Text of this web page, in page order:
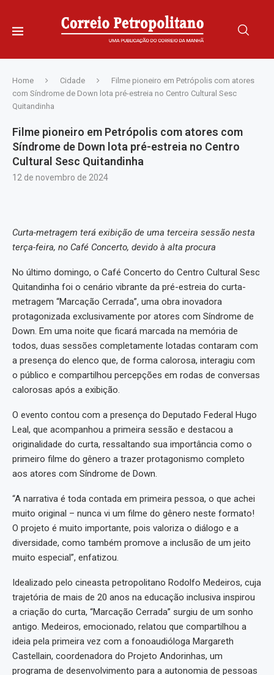
Home Cidade
Filme pioneiro em Petrópolis com atores
com Síndrome de Down lota pré-estreia no Centro Cultural Sesc
Quitandinha
Filme pioneiro em Petrópolis com atores com
Síndrome de Down lota pré-estreia no Centro
Cultural Sesc Quitandinha
12 de novembro de 2024
Curta-metragem terá exibição de uma terceira sessão nesta
terça-feira, no Café Concerto, devido à alta procura
No último domingo, o Café Concerto do Centro Cultural Sesc
Quitandinha foi o cenário vibrante da pré-estreia do curta-
metragem “Marcação Cerrada”, uma obra inovadora
protagonizada exclusivamente por atores com Síndrome de
Down. Em uma noite que ficará marcada na memória de
todos, duas sessões completamente lotadas contaram com
a presença do elenco que, de forma calorosa, interagiu com
o público e compartilhou percepções em rodas de conversas
calorosas após a exibição.
O evento contou com a presença do Deputado Federal Hugo
Leal, que acompanhou a primeira sessão e destacou a
originalidade do curta, ressaltando sua importância como o
primeiro filme do gênero a trazer protagonismo completo
aos atores com Síndrome de Down.
“A narrativa é toda contada em primeira pessoa, o que achei
muito original – nunca vi um filme do gênero neste formato!
O projeto é muito importante, pois valoriza o diálogo e a
diversidade, como também promove a inclusão de um jeito
muito especial”, enfatizou.
Idealizado pelo cineasta petropolitano Rodolfo Medeiros, cuja
trajetória de mais de 20 anos na educação inclusiva inspirou
a criação do curta, “Marcação Cerrada” surgiu de um sonho
antigo. Medeiros, emocionado, relatou que compartilhou a
ideia pela primeira vez com a fonoaudióloga Margareth
Castellain, coordenadora do Projeto Andorinhas, um
programa de desenvolvimento para a autonomia de pessoas